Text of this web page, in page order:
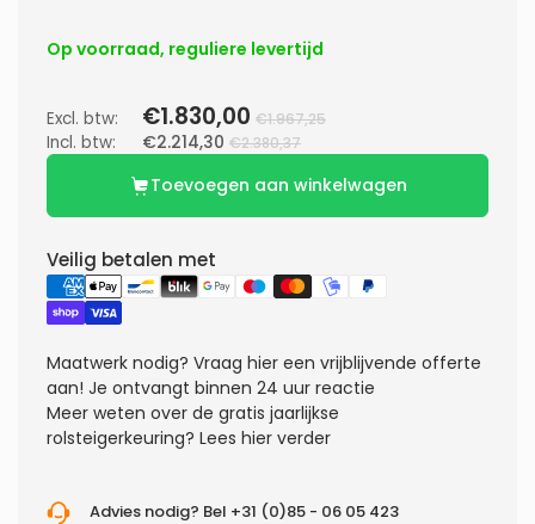
Op voorraad, reguliere levertijd
Excl. btw: €1.830,00 €1.967,25
Incl. btw: €2.214,30 €2.380,37
Toevoegen aan winkelwagen
Veilig betalen met
Maatwerk nodig?Vraag hier een vrijblijvende offerte
aan! Je ontvangt binnen 24 uur reactie
Meer weten over de gratis jaarlijkse
rolsteigerkeuring?Lees hier verder
Advies nodig? Bel +31 (0)85 - 06 05 423